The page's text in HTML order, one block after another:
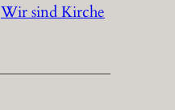
Wir sind Kirche